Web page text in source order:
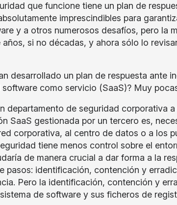
que funcione tiene un plan de
imprescindibles para
y a otros numerosos desafíos, pero la
si no décadas, y ahora sólo lo
desarrollado un plan de respuesta ante
como servicio (SaaS)? Muy
departamento de seguridad corporativa
SaaS gestionada por un tercero es,
corporativa, al centro de datos o a los
tiene menos control sobre el
de manera crucial a dar forma a la
pasos: identificación, contención y
Pero la identificación, contención y
de software y sus ficheros de